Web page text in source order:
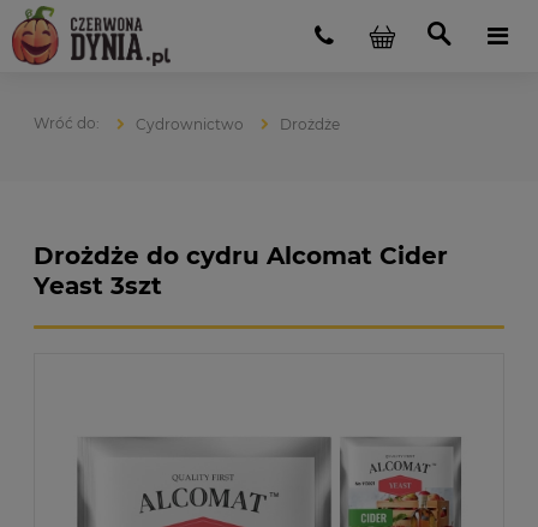
Cydrownictwo Drożdże
Drożdże do cydru Alcomat Cider
Yeast 3szt